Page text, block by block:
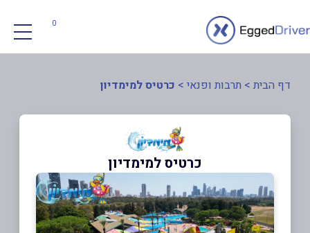
0
דף הבית > תרבות ופנאי > כרטיס למימדיון
כרטיס למימדיון